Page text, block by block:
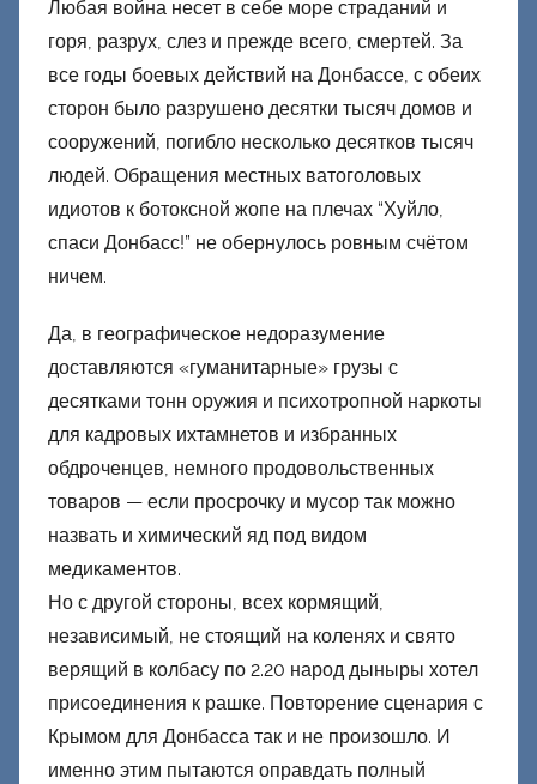
Любая война несет в себе море страданий и
горя, разрух, слез и прежде всего, смертей. За
все годы боевых действий на Донбассе, с обеих
сторон было разрушено десятки тысяч домов и
сооружений, погибло несколько десятков тысяч
людей. Обращения местных ватоголовых
идиотов к ботоксной жопе на плечах “Хуйло,
спаси Донбасс!” не обернулось ровным счётом
ничем.
Да, в географическое недоразумение
доставляются «гуманитарные» грузы с
десятками тонн оружия и психотропной наркоты
для кадровых ихтамнетов и избранных
обдроченцев, немного продовольственных
товаров — если просрочку и мусор так можно
назвать и химический яд под видом
медикаментов.
Но с другой стороны, всех кормящий,
независимый, не стоящий на коленях и свято
верящий в колбасу по 2.20 народ дыныры хотел
присоединения к рашке. Повторение сценария с
Крымом для Донбасса так и не произошло. И
именно этим пытаются оправдать полный